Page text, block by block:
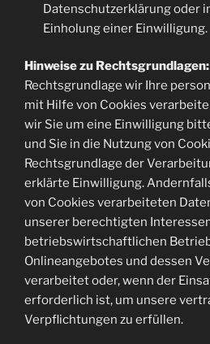
Datenschutzerklärung oder
Einholung einer Einwilligung.
Hinweise zu Rechtsgrundlagen:
Rechtsgrundlage wir Ihre
mit Hilfe von Cookies
wir Sie um eine Einwilligung
und Sie in die Nutzung von
Rechtsgrundlage der
erklärte Einwilligung.
von Cookies verarbeiteten
unserer berechtigten Interessen
betriebswirtschaftlichen
Onlineangebotes und dessen
verarbeitet oder, wenn der
erforderlich ist, um unsere
Verpflichtungen zu erfüllen.